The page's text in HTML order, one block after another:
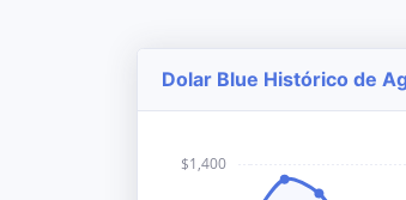
Dolar Blue Histórico de